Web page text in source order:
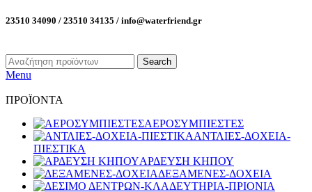
23510 34090 / 23510 34135 / info@waterfriend.gr
Search
Menu
ΠΡΟΪΟΝΤΑ
ΑΕΡΟΣΥΜΠΙΕΣΤΕΣ
ΑΝΤΛΙΕΣ-ΔΟΧΕΙΑ-
ΠΙΕΣΤΙΚΑ
ΑΡΔΕΥΣΗ ΚΗΠΟΥ
ΔΕΞΑΜΕΝΕΣ-ΔΟΧΕΙΑ